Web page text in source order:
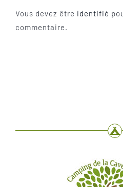
Vous devez être identifié
commentaire.